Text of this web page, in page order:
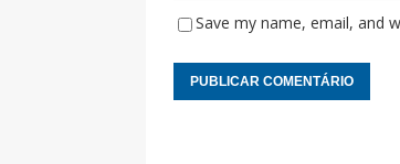
Save my name, email, and